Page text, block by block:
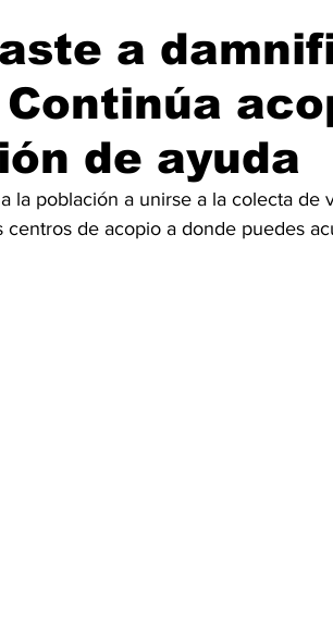
a
de ayuda
la población a unirse a la colecta de
centros de acopio a donde puedes